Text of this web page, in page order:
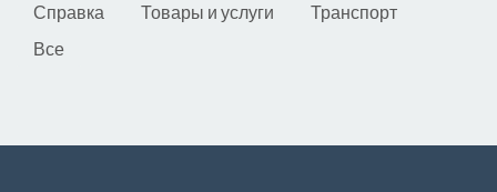
Справка
Товары и услуги
Транспорт
Все